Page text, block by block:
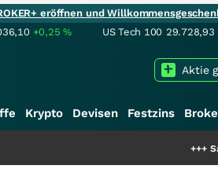
eröffnen und
+0,25% US Tech 100 29.728,93
Aktie
Krypto Devisen Festzins
Saga bei